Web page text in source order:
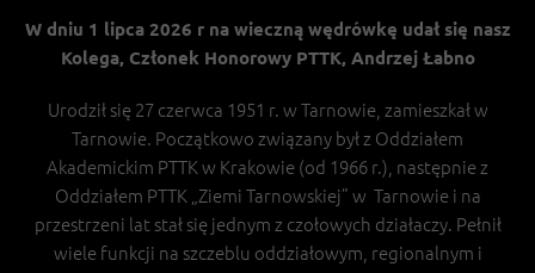
W dniu 1 lipca 2026 r na wieczną wędrówkę udał się nasz
Kolega, Członek Honorowy PTTK, Andrzej Łabno
Urodził się 27 czerwca 1951 r. w Tarnowie, zamieszkał w
Tarnowie. Początkowo związany był z Oddziałem
Akademickim PTTK w Krakowie (od 1966 r.), następnie z
Oddziałem PTTK „Ziemi Tarnowskiej” w Tarnowie i na
przestrzeni lat stał się jednym z czołowych działaczy. Pełnił
wiele funkcji na szczeblu oddziałowym, regionalnym i